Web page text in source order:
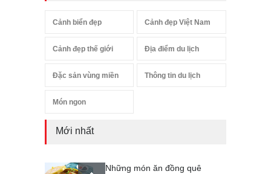
Cảnh biển đẹp Cảnh đẹp Việt Nam
Cảnh đẹp thế giới Địa điểm du lịch
Đặc sản vùng miền Thông tin du lịch
Món ngon
Mới nhất
Những món ăn đồng quê